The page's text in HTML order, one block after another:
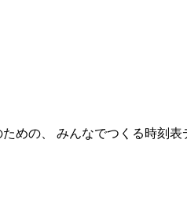
めの、 みんなでつくる時刻表